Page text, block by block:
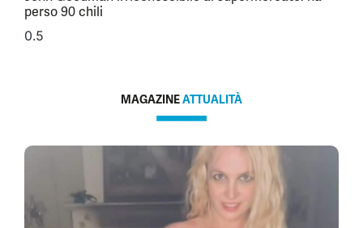
perso 90 chili
MAGAZINEATTUALITÀ